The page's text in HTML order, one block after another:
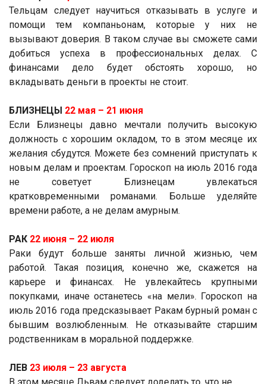
Тельцам следует научиться отказывать в услуге и
помощи тем компаньонам, которые у них не
вызывают доверия. В таком случае вы сможете сами
добиться успеха в профессиональных делах. С
финансами дело будет обстоять хорошо, но
вкладывать деньги в проекты не стоит.
БЛИЗНЕЦЫ 22 мая ­– 21 июня
Если Близнецы давно мечтали получить высокую
должность с хорошим окладом, то в этом месяце их
желания сбудутся. Можете без сомнений приступать к
новым делам и проектам. Гороскоп на июль 2016 года
не советует Близнецам увлекаться
кратковременными романами. Больше уделяйте
времени работе, а не делам амурным.
РАК 22 июня ­– 22 июля
Раки будут больше заняты личной жизнью, чем
работой. Такая позиция, конечно же, скажется на
карьере и финансах. Не увлекайтесь крупными
покупками, иначе останетесь «на мели». Гороскоп на
июль 2016 года предсказывает Ракам бурный роман с
бывшим возлюбленным. Не отказывайте старшим
родственникам в моральной поддержке.
ЛЕВ 23 июля ­– 23 августа